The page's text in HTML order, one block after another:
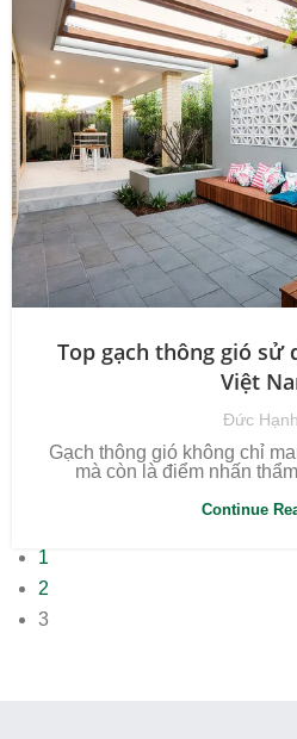
Top gạch thông gió sử
Việt
Đức Hạnh
Gạch thông gió không chỉ
mà còn là điểm nhấn
Continue
1
2
3